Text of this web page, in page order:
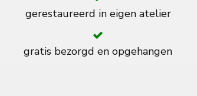
gerestaureerd in eigen atelier
gratis bezorgd en opgehangen